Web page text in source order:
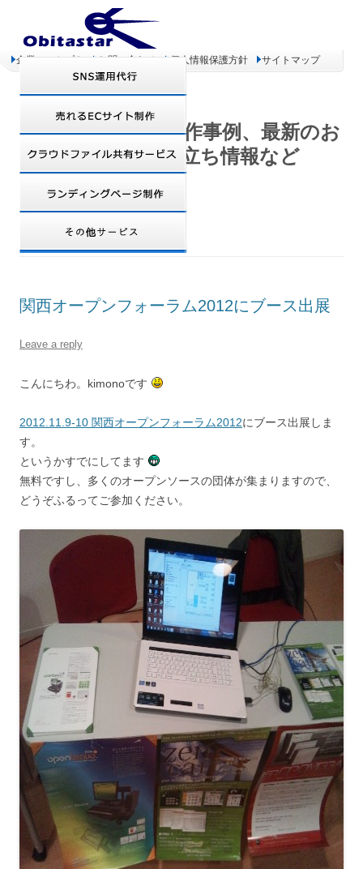
企業コンセプト お問い合わせ 個人情報保護方針 サイトマップ
オビタスター 制作事例、最新のお
得情報、お役立ち情報など
DAILY ARCHIVES:2012年11月9日
関西オープンフォーラム2012にブース出展
Leave a reply
こんにちわ。kimonoです
2012.11.9-10 関西オープンフォーラム2012にブース出展しま
す。
というかすでにしてます
無料ですし、多くのオープンソースの団体が集まりますので、
どうぞふるってご参加ください。